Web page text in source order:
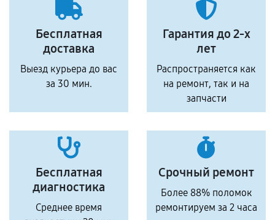
Бесплатная
доставка
Выезд курьера до вас
за 30 мин.
Гарантия до 2-х
лет
Распространяется как
на ремонт, так и на
запчасти
Бесплатная
диагностика
Среднее время
Срочный ремонт
Более 88% поломок
ремонтируем за 2 часа